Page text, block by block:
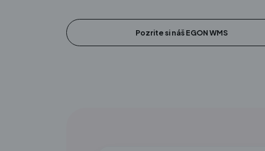
Pozrite si náš EGON WMS